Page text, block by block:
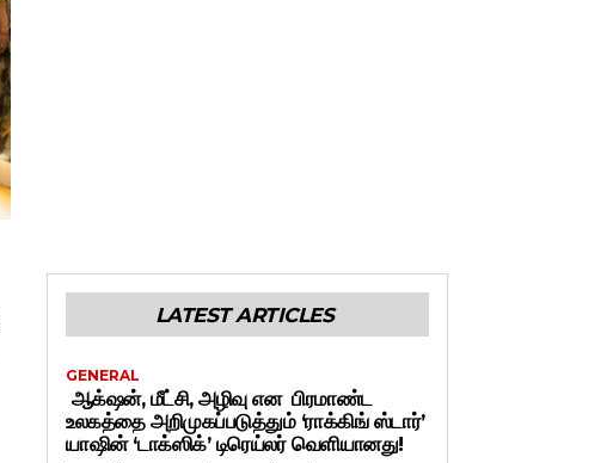
LATEST ARTICLES
GENERAL
ஆக்‌ஷன், மீட்சி, அழிவு என பிரமாண்ட
உலகத்தை அறிமுகப்படுத்தும் ‘ராக்கிங் ஸ்டார்’
யாஷின் ‘டாக்ஸிக்’ டிரெய்லர் வெளியானது!